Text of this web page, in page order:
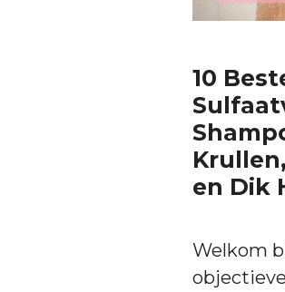
10
en Dik
Welkom